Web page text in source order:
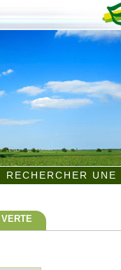
RECHERCHER